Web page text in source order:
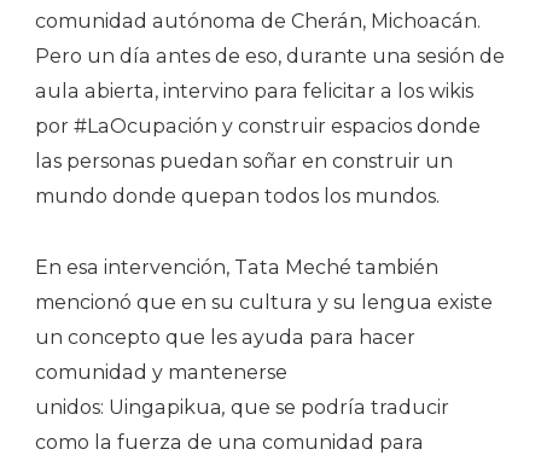
comunidad autónoma de Cherán, Michoacán.
Pero un día antes de eso, durante una sesión de
aula abierta, intervino para felicitar a los wikis
por #LaOcupación y construir espacios donde
las personas puedan soñar en construir un
mundo donde quepan todos los mundos.
En esa intervención, Tata Meché también
mencionó que en su cultura y su lengua existe
un concepto que les ayuda para hacer
comunidad y mantenerse
unidos: Uingapikua, que se podría traducir
como la fuerza de una comunidad para